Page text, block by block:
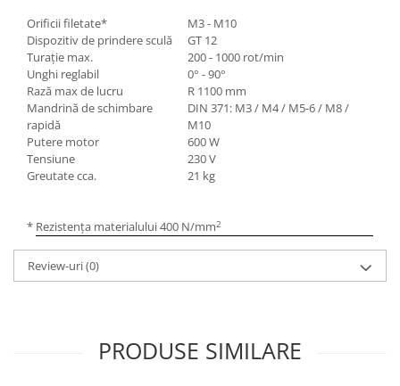
Mandrină cu 4 fălci din otel
Seturi de unelte pentru strungarie
Standuri pentru strunguri
Instrumente de prindere
Dispozitive de prindere pentru
unelte
Elemente de prindere mecanică
Mese rotative / mese inclinabile /
Etape XY
Papusa mobila / con de centrare
Bloc ecartament, masurare și
Orificii filetate*
M3 - M10
Dispozitiv de prindere sculă
GT 12
Turaţie max.
200 - 1000 rot/min
Unghi reglabil
0° - 90°
Rază max de lucru
R 1100 mm
Mandrină de schimbare
rapidă
DIN 371: M3 / M4 / M5-6 / M8 /
M10
Putere motor
600 W
Tensiune
230 V
Greutate cca.
21 kg
* Rezistenţa materialului 400 N/mm2
Review-uri(0)
PRODUSE SIMILARE